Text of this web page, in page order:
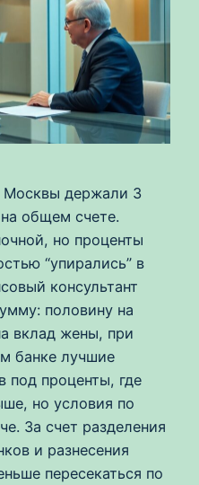
Москвы держали 3
общем счете.
но проценты
“упирались” в
консультант
половину на
вклад жены, при
банке лучшие
под проценты, где
но условия по
За счет разделения
и разнесения
пересекаться по